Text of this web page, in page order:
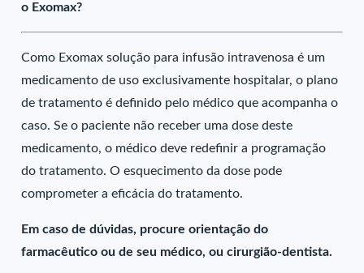
o Exomax?
Como Exomax solução para infusão intravenosa é um
medicamento de uso exclusivamente hospitalar, o plano
de tratamento é definido pelo médico que acompanha o
caso. Se o paciente não receber uma dose deste
medicamento, o médico deve redefinir a programação
do tratamento. O esquecimento da dose pode
comprometer a eficácia do tratamento.
Em caso de dúvidas, procure orientação do
farmacêutico ou de seu médico, ou cirurgião-dentista.